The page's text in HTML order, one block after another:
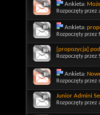
Ankieta:
Rozpoczęty przez
Ankieta:
Rozpoczęty przez
[propozycja]
Rozpoczęty przez
Ankieta:
Rozpoczęty przez
Junior Admini
Rozpoczęty przez